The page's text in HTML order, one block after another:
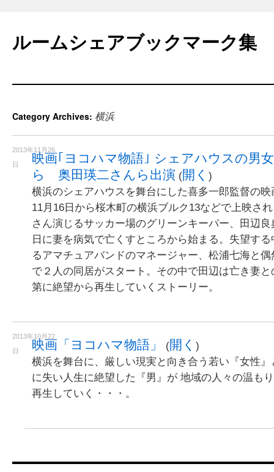
content
ルームシェアブックマーク集
Category Archives: 横浜
2013年11月26
日
映画｢ヨコハマ物語｣ シェアハウスの男
ら 奥田瑛二さんら出演 (開く )
横浜のシェアハウスを舞台にした喜多一郎監督の
11月16日から桜木町の横浜ブルク13などで上映
さん演じるサッカー場のグリーンキーパー、田辺
日に妻を病気で亡くすところから始まる。失望す
るアマチュアバンドのマネージャー、松浦七海と
で２人の同居がスタート。その中で田辺は亡き妻
第に絶望から再生していくストーリー。
2013年10月22
日
映画「ヨコハマ物語」 (開く )
横浜を舞台に、厳しい現実と向き合う若い『女性
に失い人生に絶望した『男』が 地域の人々の温も
再生していく・・・。